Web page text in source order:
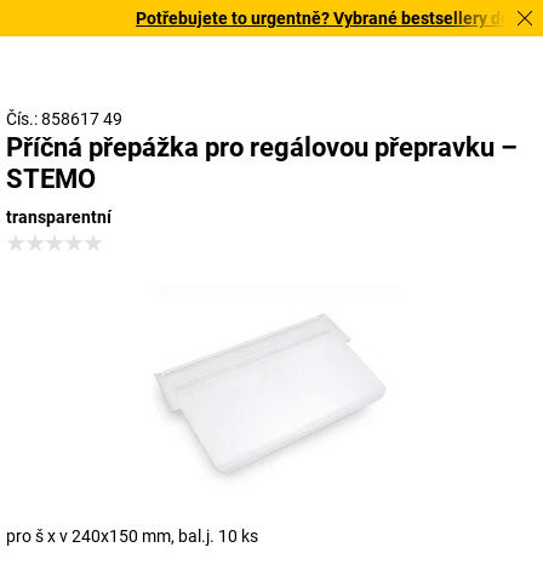
Potřebujete to urgentně? Vybrané bestsellery
Čís.: 858617 49
Příčná přepážka pro regálovou přepravku –
STEMO
transparentní
pro š x v 240x150 mm, bal.j. 10 ks